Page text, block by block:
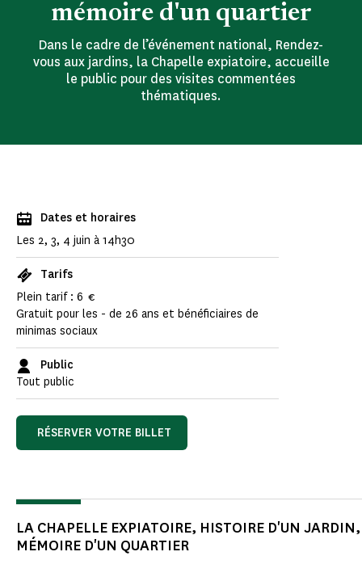
mémoire d'un quartier
Dans le cadre de l’événement national, Rendez-
vous aux jardins, la Chapelle expiatoire, accueille
le public pour des visites commentées
thématiques.
Dates et horaires
Les 2, 3, 4 juin à 14h30
Tarifs
Plein tarif : 6 €
Gratuit pour les - de 26 ans et bénéficiaires de
minimas sociaux
Public
Tout public
RÉSERVER VOTRE BILLET
LA CHAPELLE EXPIATOIRE, HISTOIRE D'UN JARDIN,
MÉMOIRE D'UN QUARTIER